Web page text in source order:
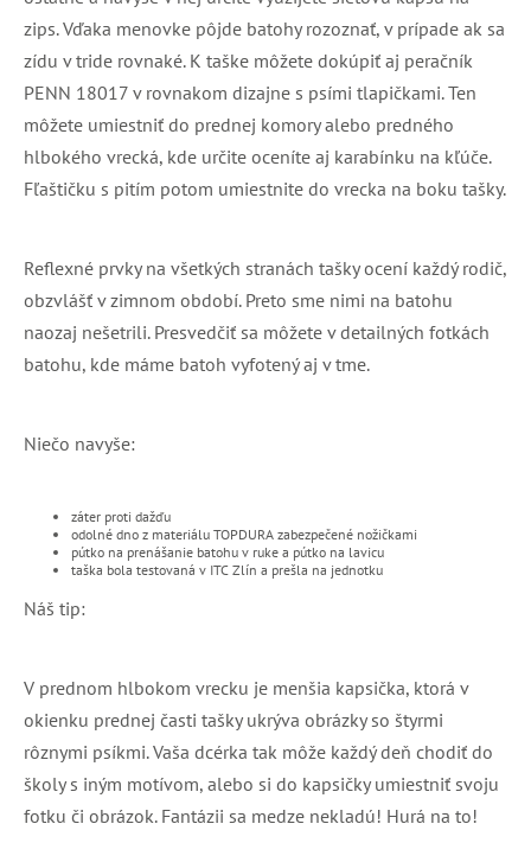
zips. Vďaka menovke pôjde batohy rozoznať, v prípade ak sa
zídu v tride rovnaké. K taške môžete dokúpiť aj peračník
PENN 18017 v rovnakom dizajne s psími tlapičkami. Ten
môžete umiestniť do prednej komory alebo predného
hlbokého vrecká, kde určite oceníte aj karabínku na kľúče.
Fľaštičku s pitím potom umiestnite do vrecka na boku tašky.
Reflexné prvky na všetkých stranách tašky ocení každý rodič,
obzvlášť v zimnom období. Preto sme nimi na batohu
naozaj nešetrili. Presvedčiť sa môžete v detailných fotkách
batohu, kde máme batoh vyfotený aj v tme.
Niečo navyše:
záter proti dažďu
odolné dno z materiálu TOPDURA zabezpečené nožičkami
pútko na prenášanie batohu v ruke a pútko na lavicu
taška bola testovaná v ITC Zlín a prešla na jednotku
Náš tip:
V prednom hlbokom vrecku je menšia kapsička, ktorá v
okienku prednej časti tašky ukrýva obrázky so štyrmi
rôznymi psíkmi. Vaša dcérka tak môže každý deň chodiť do
školy s iným motívom, alebo si do kapsičky umiestniť svoju
fotku či obrázok. Fantázii sa medze nekladú! Hurá na to!